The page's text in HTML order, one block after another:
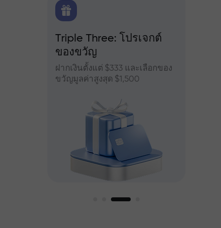
Triple Three: โปรเจกต์
ของขวัญ
ฝากเงินตั้งแต่ $333 และเลือกของ
ขวัญมูลค่าสูงสุด $1,500